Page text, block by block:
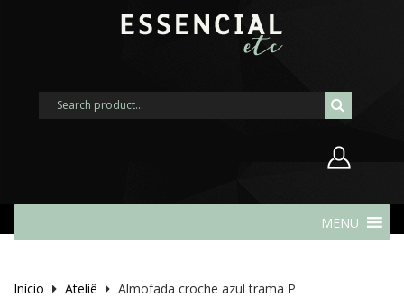
MENU
Início Ateliê Almofada croche azul trama P